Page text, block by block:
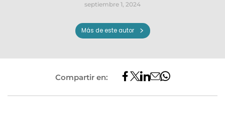
septiembre 1, 2024
Más de este autor
Compartir en: